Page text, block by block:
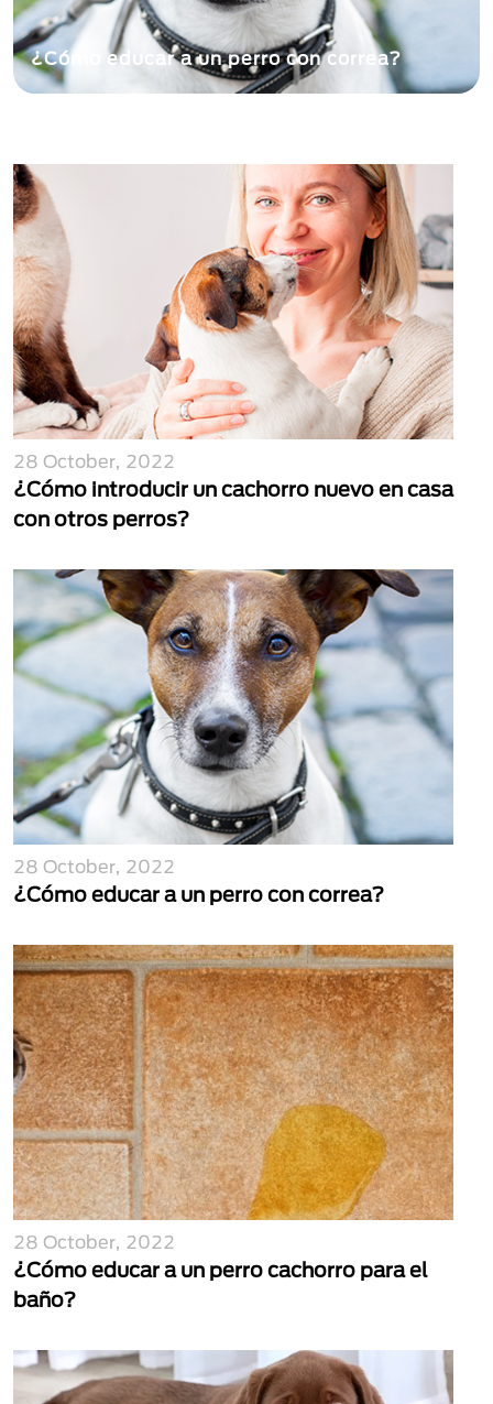
los perros agresivos? ¿Cómo educar a
28 October, 2022
¿Cómo introducir un cachorro nuevo en casa
con otros perros?
28 October, 2022
¿Cómo educar a un perro con correa?
28 October, 2022
¿Cómo educar a un perro cachorro para el
baño?